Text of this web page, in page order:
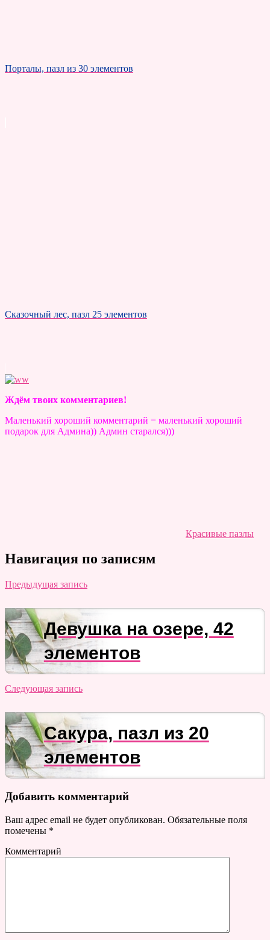
Порталы, пазл из 30 элементов
Сказочный лес, пазл 25 элементов
Ждём твоих комментариев!
Маленький хороший комментарий = маленький хороший
подарок для Админа)) Админ старался)))
Красивые пазлы
Навигация по записям
Предыдущая запись
Девушка на озере, 42
элементов
Следующая запись
Сакура, пазл из 20
элементов
Добавить комментарий
Ваш адрес email не будет опубликован. Обязательные поля
помечены *
Комментарий